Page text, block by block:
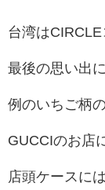
台湾はCIRCLE
最後の思い出
例のいちご柄
GUCCIのお店
店頭ケースに